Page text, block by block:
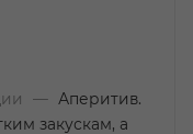
—
Аперитив.
закускам, а